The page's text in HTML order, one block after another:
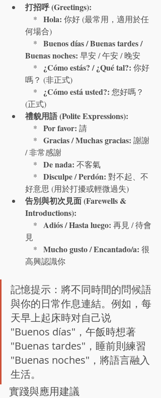
打招呼 (Greetings):
    *
Hola: 你好 (最常用，適用於任
何場合)
    *
Buenos días / Buenas tardes /
Buenas noches: 早安 / 午安 / 晚安
    *
¿Cómo estás? / ¿Qué tal?: 你好
嗎？ (非正式)
    *
¿Cómo está usted?: 您好嗎？
(正式)
禮貌用語 (Polite Expressions):
    *
Por favor: 請
    *
Gracias / Muchas gracias: 謝謝
/ 非常感謝
    *
De nada: 不客氣
    *
Disculpe / Perdón: 對不起、不
好意思 (用於打擾或輕微過失)
告別與初次見面 (Farewells &
Introductions):
    *
Adiós / Hasta luego: 再見 / 待會
見
    *
Mucho gusto / Encantado/a: 很
高興認識你
記憶提示：將不同時間的問候語
與你的日常作息連結。例如，每
天早上起床時对自己说
"Buenos días"，午飯時想著
"Buenas tardes"，睡前則練習
"Buenas noches"，將語言融入
生活。
實踐與應用建議